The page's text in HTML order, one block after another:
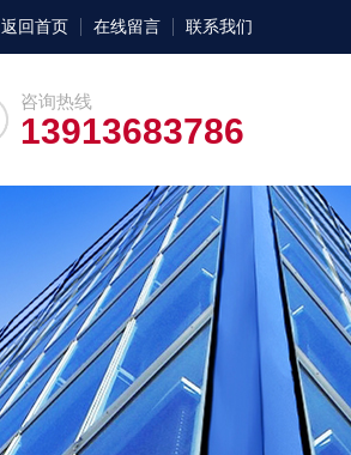
返回首页 在线留言 联系我们
咨询热线
13913683786